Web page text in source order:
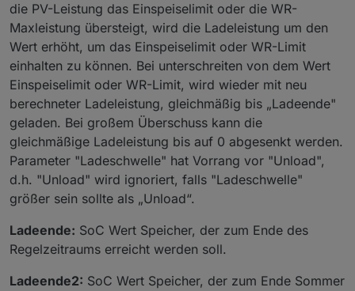
die PV-Leistung das Einspeiselimit oder die WR-
Maxleistung übersteigt, wird die Ladeleistung um den
Wert erhöht, um das Einspeiselimit oder WR-Limit
einhalten zu können. Bei unterschreiten von dem Wert
Einspeiselimit oder WR-Limit, wird wieder mit neu
berechneter Ladeleistung, gleichmäßig bis „Ladeende"
geladen. Bei großem Überschuss kann die
gleichmäßige Ladeleistung bis auf 0 abgesenkt werden.
Parameter "Ladeschwelle" hat Vorrang vor "Unload",
d.h. "Unload" wird ignoriert, falls "Ladeschwelle"
größer sein sollte als „Unload“.
Ladeende: SoC Wert Speicher, der zum Ende des
Regelzeitraums erreicht werden soll.
Ladeende2: SoC Wert Speicher, der zum Ende Sommer